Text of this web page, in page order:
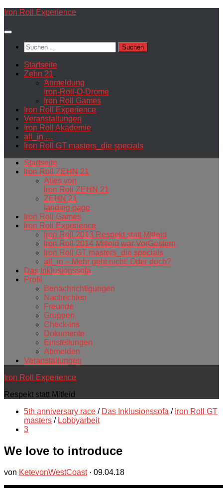
Zum
springen
Iron Roll Experience
Suchen
nach:
Startseite
Zehn 21
Anmeldung
Iron-Roll-O-Drome
Iron Roll Games
Iron Roll Experience
Veranstaltungen
Iron Roll Akademie
all_in …
Iron Roll GT masters_die specials
Startseite
Iron Roll ZEHN 21
Alles von
Iron Roll ZEHN 21
ZEHN 21
landing page
Iron Roll Games
Iron Roll Experience
Iron Roll 2013 Respekt statt Mitleid
Iron Roll 2014 Mitleid war VorGestern
Iron Roll GT masters_die specials
all_in – Mehr geht nicht! Oder doch?
Das Inklusionssofa
Profil
Benachrichtigungen
Nachrichten
Freunde
Gruppen
Check-ins
Dokumente
Einstellungen
Abmelden
Veranstaltungen
Iron Roll Experience
Respekt statt Mitleid
5th anniversary race / Das Inklusionssofa / Iron Roll GT
masters / Lobbyarbeit
3
We love to introduce
von KetevonWestCoast · 09.04.18